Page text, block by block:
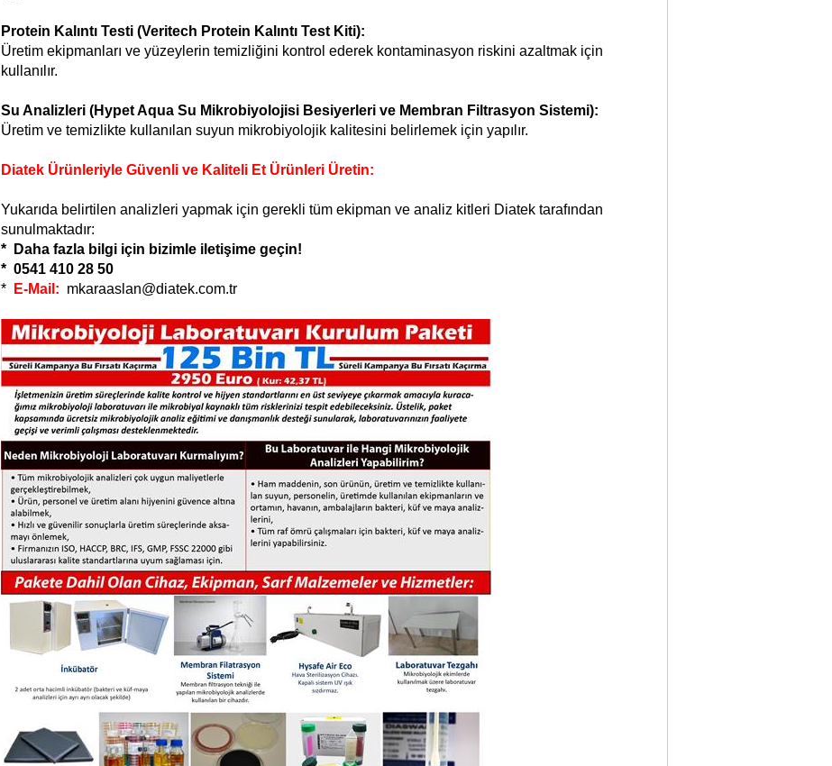
Protein Kalıntı Testi (Veritech Protein Kalıntı Test Kiti):
Üretim ekipmanları ve yüzeylerin temizliğini kontrol ederek kontaminasyon riskini azaltmak için
kullanılır.
Su Analizleri (Hypet Aqua Su Mikrobiyolojisi Besiyerleri ve Membran Filtrasyon Sistemi):
Üretim ve temizlikte kullanılan suyun mikrobiyolojik kalitesini belirlemek için yapılır.
Diatek Ürünleriyle Güvenli ve Kaliteli Et Ürünleri Üretin:
Yukarıda belirtilen analizleri yapmak için gerekli tüm ekipman ve analiz kitleri Diatek tarafından
sunulmaktadır:
* Daha fazla bilgi için bizimle iletişime geçin!
* 0541 410 28 50
*
E-Mail: mkaraaslan@diatek.com.tr